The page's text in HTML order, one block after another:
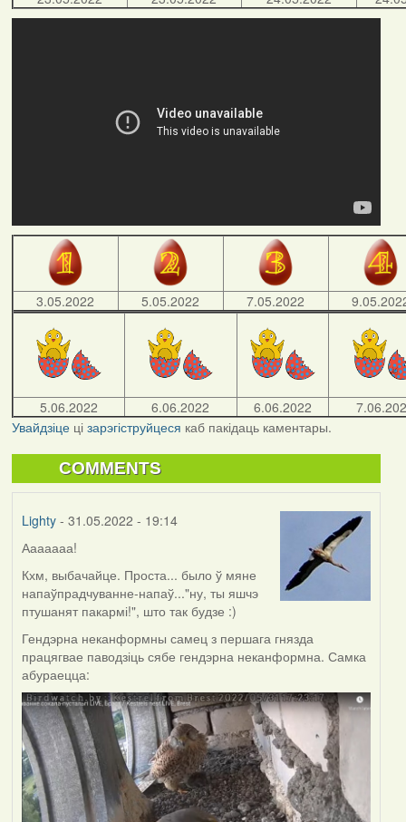
3.05.2022 5.05.2022 7.05.2022
5.06.2022 6.06.2022 6.06.2022
Увайдзіцеці зарэгіструйцеся каб пакідаць каментары.
COMMENTS
Lighty- 31.05.2022 - 19:14
Ааааааа!
Кхм, выбачайце. Проста... было ў мяне
напаўпрадчуванне-напаў..."ну, ты яшчэ
птушанят пакармі!", што так будзе :)
Гендэрна неканформны самец з першага гнязда
працягвае паводзіць сябе гендэрна неканформна. Самка
абураецца: